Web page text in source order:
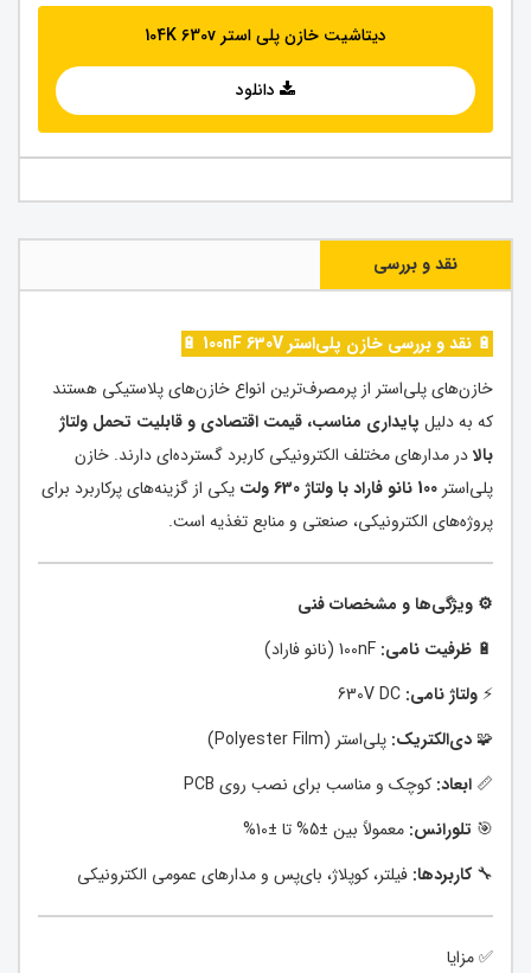
دیتاشیت خازن پلی استر 104K 630v
دانلود
نقد و بررسی
🔋 نقد و بررسی خازن پلی‌استر 100nF 630V
🔋
خازن‌های پلی‌استر از پرمصرف‌ترین انواع خازن‌های پلاستیکی هستند
که به دلیل پایداری مناسب، قیمت اقتصادی و قابلیت تحمل ولتاژ
بالادر مدارهای مختلف الکترونیکی کاربرد گسترده‌ای دارند. خازن
پلی‌استر 100 نانو فاراد با ولتاژ 630 ولت
یکی از گزینه‌های پرکاربرد برای
پروژه‌های الکترونیکی، صنعتی و منابع تغذیه است.
⚙️ ویژگی‌ها و مشخصات فنی
🔋 ظرفیت نامی:
⚡ ولتاژ نامی:
🧩دی‌الکتریک: پلی‌استر (Polyester Film)
📏 ابعاد: کوچک و مناسب برای نصب روی PCB
🎯 تلورانس: معمولاً بین ±5% تا ±10%
🔧کاربردها: فیلتر، کوپلاژ، بای‌پس و مدارهای عمومی الکترونیکی
✅ مزایا